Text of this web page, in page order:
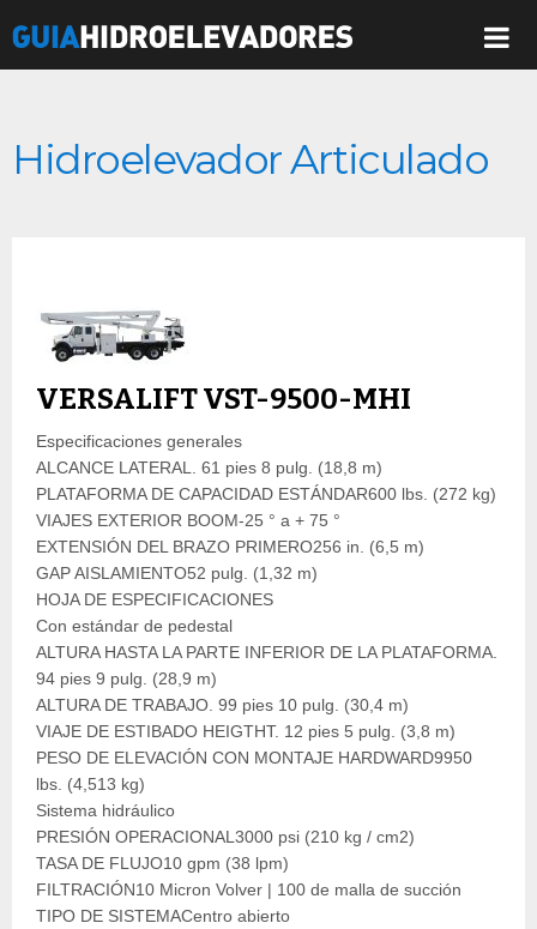
Hidroelevador Articulado
VERSALIFT VST-9500-MHI
Especificaciones generales
ALCANCE LATERAL. 61 pies 8 pulg. (18,8 m)
PLATAFORMA DE CAPACIDAD ESTÁNDAR600 lbs. (272 kg)
VIAJES EXTERIOR BOOM-25 ° a + 75 °
EXTENSIÓN DEL BRAZO PRIMERO256 in. (6,5 m)
GAP AISLAMIENTO52 pulg. (1,32 m)
HOJA DE ESPECIFICACIONES
Con estándar de pedestal
ALTURA HASTA LA PARTE INFERIOR DE LA PLATAFORMA.
94 pies 9 pulg. (28,9 m)
ALTURA DE TRABAJO. 99 pies 10 pulg. (30,4 m)
VIAJE DE ESTIBADO HEIGTHT. 12 pies 5 pulg. (3,8 m)
PESO DE ELEVACIÓN CON MONTAJE HARDWARD9950
lbs. (4,513 kg)
Sistema hidráulico
PRESIÓN OPERACIONAL3000 psi (210 kg / cm2)
TASA DE FLUJO10 gpm (38 lpm)
FILTRACIÓN10 Micron Volver | 100 de malla de succión
TIPO DE SISTEMACentro abierto